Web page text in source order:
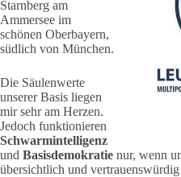
Starnberg am
Ammersee im
schönen Oberbayern,
südlich von München.
Die Säulenwerte
unserer Basis liegen
mir sehr am Herzen.
Jedoch funktionieren
Schwarmintelligenz
und Basisdemokratie nur, wenn
übersichtlich und